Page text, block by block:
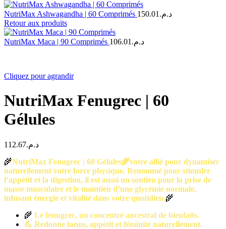
NutriMax Ashwagandha | 60 Comprimés د.م. 150.01
Retour aux produits
NutriMax Maca | 90 Comprimés د.م. 106.01
Cliquez pour agrandir
NutriMax Fenugrec | 60
Gélules
د.م.112.67
🌾NutriMax Fenugrec | 60 Gélules🌾votre allié pour dynamiser
naturellement votre force physique. Renommé pour stimuler
l’appétit et la digestion, il est aussi un soutien pour la prise de
masse musculaire et le maintien d’une glycémie normale,
infusant énergie et vitalité dans votre quotidien.🌾
🌾 Le fenugrec, un concentré ancestral de bienfaits.
💪 Redonne tonus, appétit et féminité naturellement.